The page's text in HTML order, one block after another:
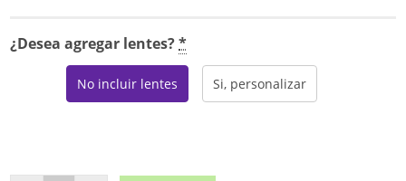
¿Desea agregar lentes?*
No incluir lentes Si, personalizar